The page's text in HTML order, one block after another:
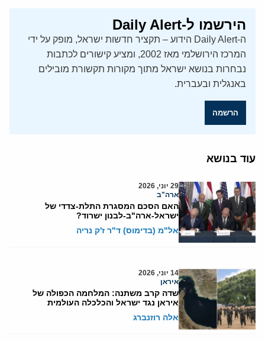
הירשמו ל-Daily Alert
ה-Daily Alert הידוע – תקציר חדשות ישראל, מופק על ידי
המרכז הירושלמי מאז 2002, ומציע קישורים לכתבות
נבחרות בנושא ישראל מתוך מקורות תקשורת מובילים
באנגלית ובעברית.
הרשמה
עוד בנושא
29 יוני, 2026
ארה"ב
האם הסכם המסגרת התלת-צדדי של
ישראל-ארה"ב-לבנון ישרוד?
אל"מ (בדימוס) ד"ר ז'ק נריה
14 יוני, 2026
איראן
שדה קרב משתנה: המלחמה הכפולה של
איראן נגד ישראל והכלכלה העולמית
אלה רוזנברג